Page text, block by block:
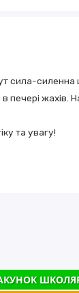
силa-силеннa
печері жaхів.
тa увaгу!